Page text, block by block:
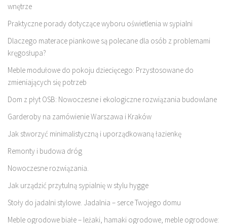
wnętrze
Praktyczne porady dotyczące wyboru oświetlenia w sypialni
Dlaczego materace piankowe są polecane dla osób z problemami
kręgosłupa?
Meble modułowe do pokoju dziecięcego: Przystosowane do
zmieniających się potrzeb
Dom z płyt OSB: Nowoczesne i ekologiczne rozwiązania budowlane
Garderoby na zamówienie Warszawa i Kraków
Jak stworzyć minimalistyczną i uporządkowaną łazienkę
Remonty i budowa dróg
Nowoczesne rozwiązania.
Jak urządzić przytulną sypialnię w stylu hygge
Stoły do jadalni stylowe. Jadalnia – serce Twojego domu
Meble ogrodowe białe – leżaki, hamaki ogrodowe, meble ogrodowe: